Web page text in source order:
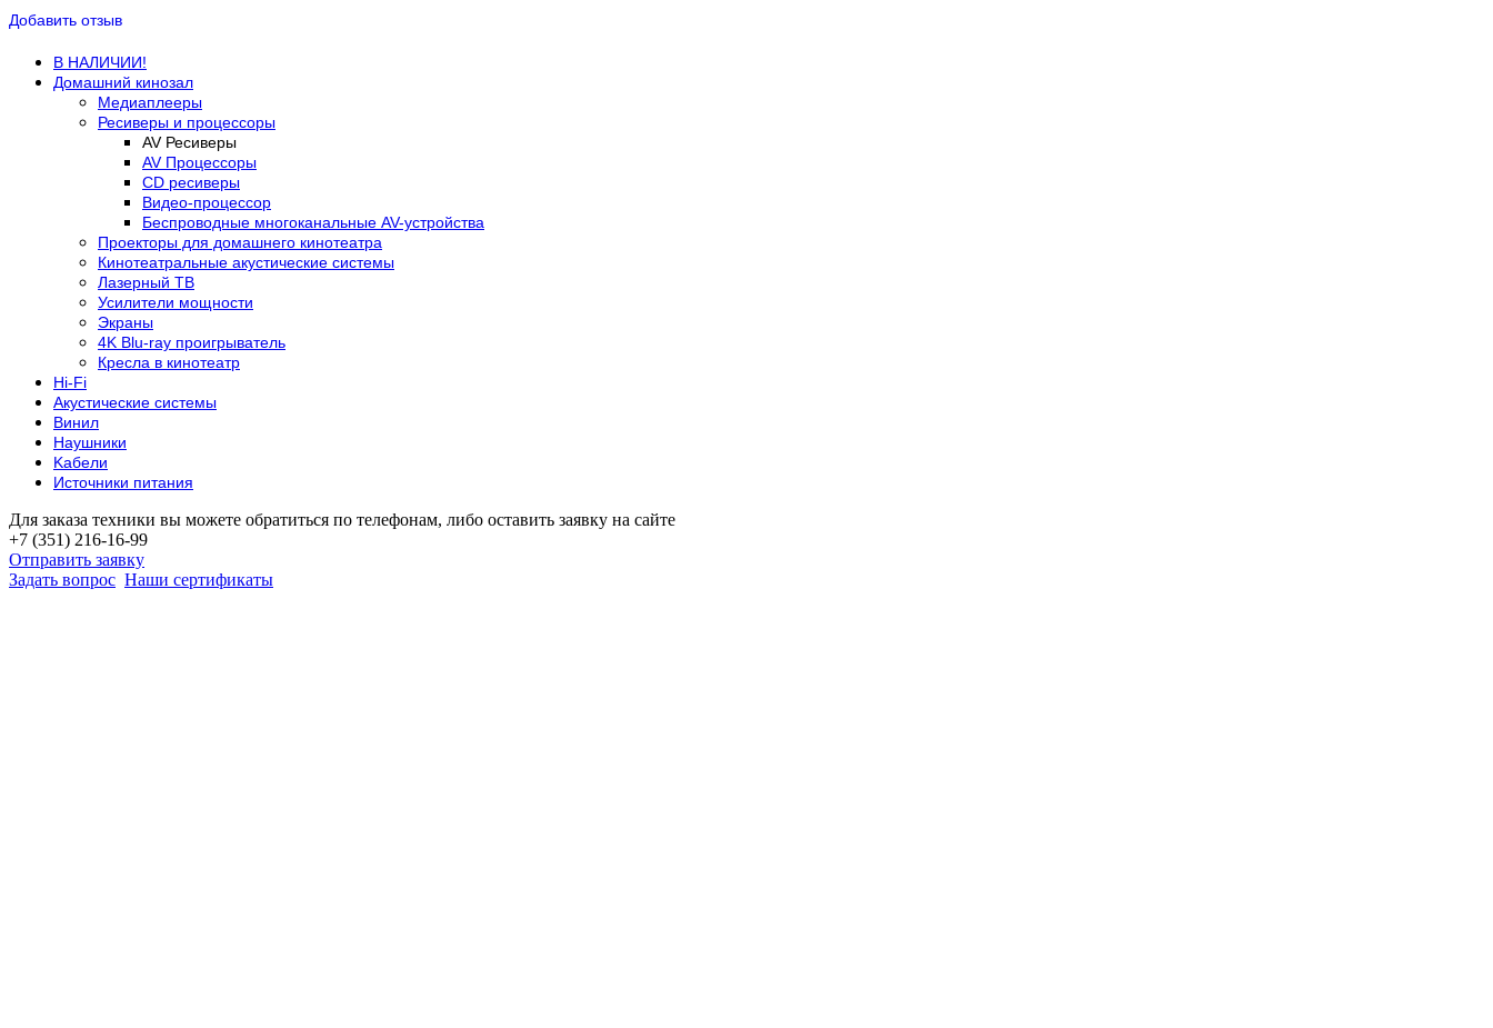
Добавить отзыв
В НАЛИЧИИ!
Домашний кинозал
Медиаплееры
Ресиверы и процессоры
AV Ресиверы
AV Процессоры
CD ресиверы
Видео-процессор
Беспроводные многоканальные AV-устройства
Проекторы для домашнего кинотеатра
Кинотеатральные акустические системы
Лазерный ТВ
Усилители мощности
Экраны
4K Blu-ray проигрыватель
Кресла в кинотеатр
Hi-Fi
Акустические системы
Винил
Наушники
Kабели
Источники питания
Для заказа техники вы можете обратиться по телефонам, либо оставить заявку на сайте
+7 (351) 216-16-99
Отправить заявку
Задать вопрос Наши сертификаты